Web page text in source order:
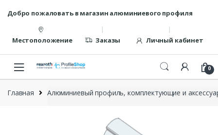
содержанию
Добро пожаловать в магазин алюминиевого профиля
Местоположение Заказы Личный кабинет
0
Главная Алюминиевый профиль, комплектующие и